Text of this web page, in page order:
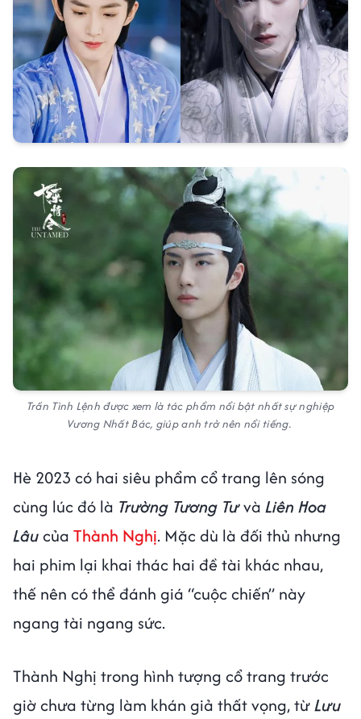
Trần Tình Lệnh được xem là tác phẩm nổi bật nhất sự nghiệp
Vương Nhất Bác, giúp anh trở nên nổi tiếng.
Hè 2023 có hai siêu phẩm cổ trang lên sóng
cùng lúc đó là Trường Tương Tưvà Liên Hoa
Lâucủa Thành Nghị. Mặc dù là đối thủ nhưng
hai phim lại khai thác hai đề tài khác nhau,
thế nên có thể đánh giá “cuộc chiến” này
ngang tài ngang sức.
Thành Nghị trong hình tượng cổ trang trước
giờ chưa từng làm khán giả thất vọng, từLưu